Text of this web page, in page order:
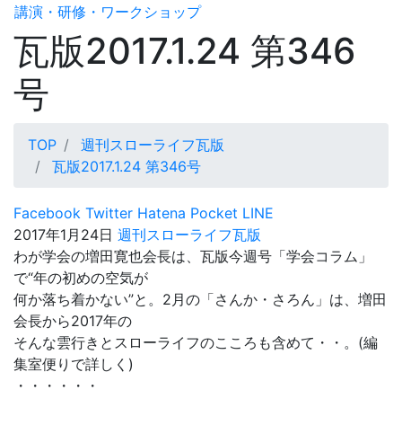
講演・研修・ワークショップ
瓦版2017.1.24 第346
号
TOP
週刊スローライフ瓦版
瓦版2017.1.24 第346号
Facebook Twitter Hatena Pocket LINE
2017年1月24日 週刊スローライフ瓦版
わが学会の増田寛也会長は、瓦版今週号「学会コラム」
で“年の初めの空気が
何か落ち着かない”と。2月の「さんか・さろん」は、増田
会長から2017年の
そんな雲行きとスローライフのこころも含めて・・。(編
集室便りで詳しく)
・・・・・・